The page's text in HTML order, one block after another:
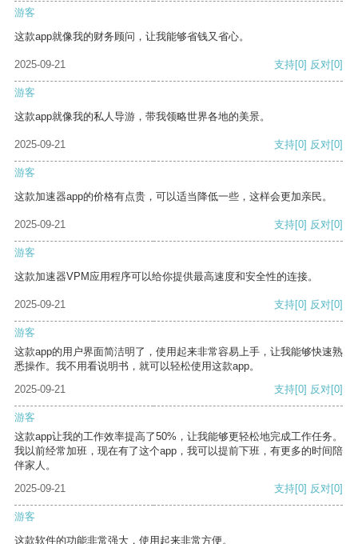
游客
这款app就像我的财务顾问，让我能够省钱又省心。
2025-09-21 支持[0] 反对[0]
游客
这款app就像我的私人导游，带我领略世界各地的美景。
2025-09-21 支持[0] 反对[0]
游客
这款加速器app的价格有点贵，可以适当降低一些，这样会更加亲民。
2025-09-21 支持[0] 反对[0]
游客
这款加速器VPM应用程序可以给你提供最高速度和安全性的连接。
2025-09-21 支持[0] 反对[0]
游客
这款app的用户界面简洁明了，使用起来非常容易上手，让我能够快速熟
悉操作。我不用看说明书，就可以轻松使用这款app。
2025-09-21
支持[0] 反对[0]
游客
这款app让我的工作效率提高了50%，让我能够更轻松地完成工作任务。
我以前经常加班，现在有了这个app，我可以提前下班，有更多的时间陪
伴家人。
2025-09-21
支持[0] 反对[0]
游客
这款软件的功能非常强大，使用起来非常方便。